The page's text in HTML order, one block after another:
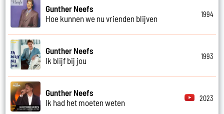
Gunther Neefs
Hoe kunnen we nu vrienden blijven
1994
Gunther Neefs
Ik blijf bij jou
1993
Gunther Neefs
Ik had het moeten weten
2023